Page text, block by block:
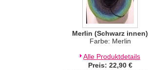
Merlin (Schwarz innen)
Farbe: Merlin
Alle Produktdetails
Preis: 22,90 €